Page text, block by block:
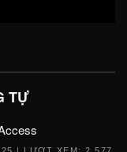
TỰ
| LƯỢT XEM: 2,577